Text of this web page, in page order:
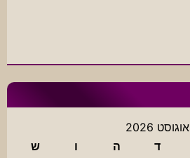
אוגוסט 2026
ד ה ו
ש